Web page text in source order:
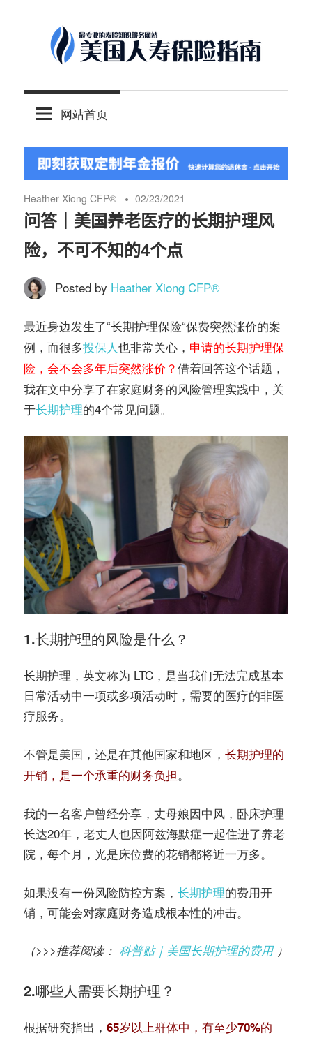
content
美
人
寿
保
险
指
南
©️
最
国
保
险
理
财
服
社
区
网站首页
Heather Xiong CFP®️ 02/23/2021
问答｜美国养老医疗的长期护理风
险，不可不知的4个点
Posted by Heather Xiong CFP®️
最近身边发生了“长期护理保险“保费突然涨价的案
例，而很多投保人也非常关心， 申请的长期护理保
险 ，会不会多年后突然涨价？借着回答这个话题，
我在文中分享了在家庭财务的风险管理实践中，关
于长期护理的4个常见问题。
1.长期护理的风险是什么？
长期护理，英文称为 LTC，是当我们无法完成基本
日常活动中一项或多项活动时，需要的医疗的非医
疗服务。
不管是美国，还是在其他国家和地区， 长期护理的
开销，是一个承重的财务负担。
我的一名客户曾经分享，丈母娘因中风，卧床护理
长达20年，老丈人也因阿兹海默症一起住进了养老
院，每个月，光是床位费的花销都将近一万多。
如果没有一份风险防控方案， 长期护理的费用开
销，可能会对家庭财务造成根本性的冲击。
（>>>推荐阅读： 科普贴｜美国长期护理的费用）
2.哪些人需要长期护理？
根据研究指出， 65岁以上群体中，有至少70%的